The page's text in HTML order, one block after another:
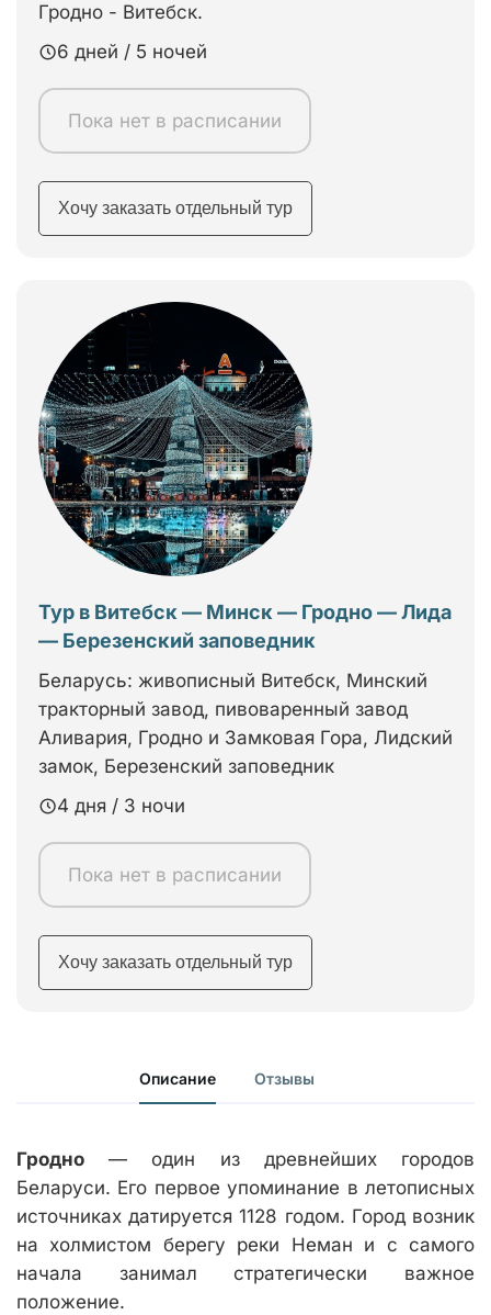
Гродно - Витебск.
6 дней / 5 ночей
Пока нет в расписании
Хочу заказать отдельный тур
Тур в Витебск — Минск — Гродно — Лида
— Березенский заповедник
Беларусь: живописный Витебск, Минский
тракторный завод, пивоваренный завод
Аливария, Гродно и Замковая Гора, Лидский
замок, Березенский заповедник
4 дня / 3 ночи
Пока нет в расписании
Хочу заказать отдельный тур
Описание Отзывы
Гродно — один из древнейших городов
Беларуси. Его первое упоминание в летописных
источниках датируется 1128 годом. Город возник
на холмистом берегу реки Неман и с самого
начала занимал стратегически важное
положение.